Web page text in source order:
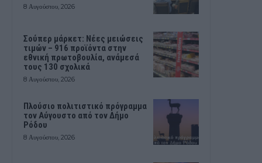
8 Αυγούστου, 2026
Σούπερ μάρκετ: Νέες μειώσεις
τιμών – 916 προϊόντα στην
εθνική πρωτοβουλία, ανάμεσά
τους 130 σχολικά
8 Αυγούστου, 2026
Πλούσιο πολιτιστικό πρόγραμμα
τον Αύγουστο από τον Δήμο
Ρόδου
8 Αυγούστου, 2026